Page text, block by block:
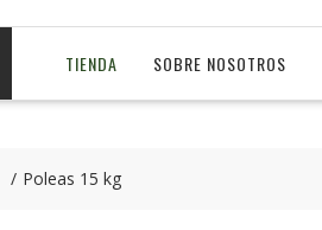
TIENDA SOBRE NOSOTROS
Poleas 15 kg